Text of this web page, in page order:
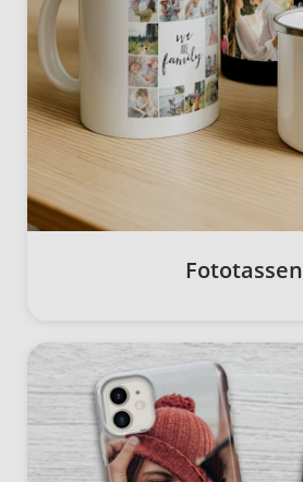
Fototassen